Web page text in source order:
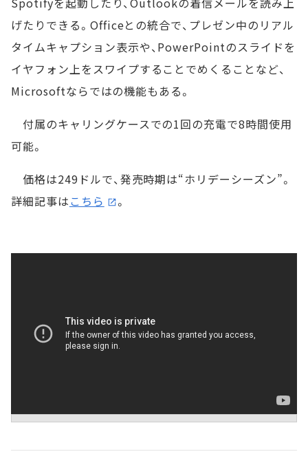
げたりできる。Officeとの統合で、プレゼン中のリアル
タイムキャプション表示や、PowerPointのスライドを
イヤフォン上をスワイプすることでめくることなど、
Microsoftならではの機能もある。
付属のキャリングケースでの1回の充電で8時間使用
可能。
価格は249ドルで、発売時期は“ホリデーシーズン”。
詳細記事は こちら 。